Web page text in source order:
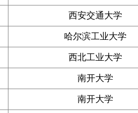
西安交通大学
哈尔滨工业大学
西北工业大学
南开大学
南开大学